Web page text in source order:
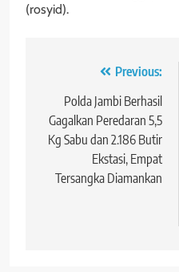
(rosyid).
Navigasi
pos
Previous:
Polda Jambi Berhasil
Gagalkan Peredaran 5,5
Kg Sabu dan 2.186 Butir
Ekstasi, Empat
Tersangka Diamankan